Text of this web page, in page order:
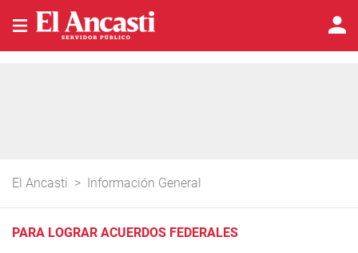
El Ancasti > Información General
PARA LOGRAR ACUERDOS FEDERALES